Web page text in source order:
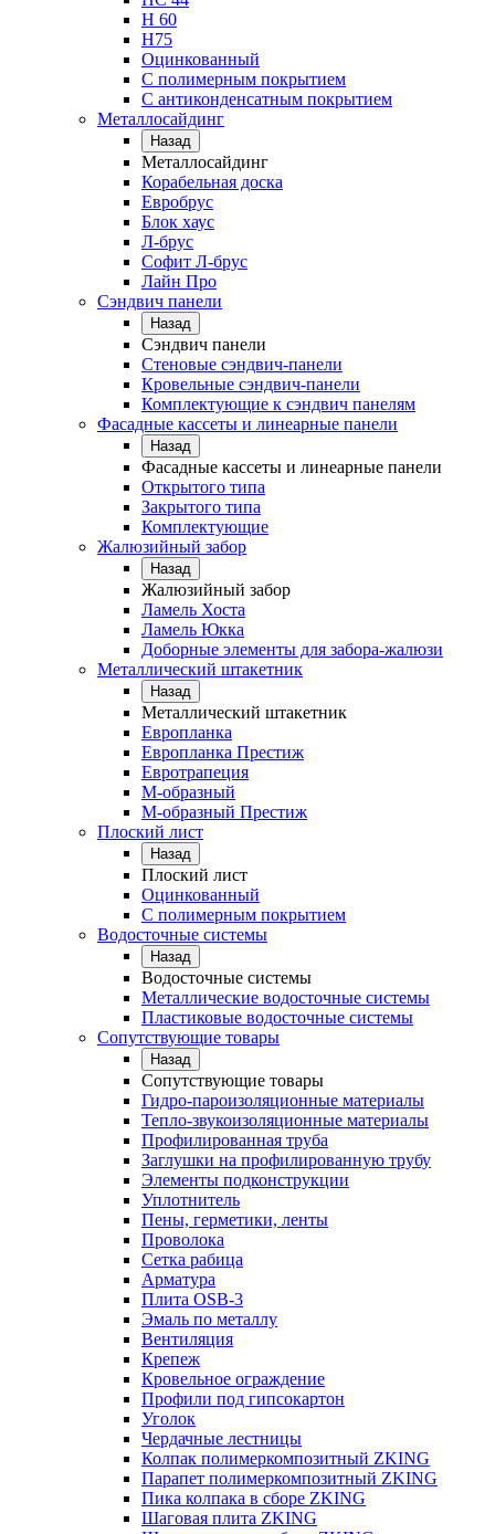
Н 60
Н75
Оцинкованный
С полимерным покрытием
С антиконденсатным покрытием
Металлосайдинг
Назад
Металлосайдинг
Корабельная доска
Евробрус
Блок хаус
Л-брус
Софит Л-брус
Лайн Про
Сэндвич панели
Назад
Сэндвич панели
Стеновые сэндвич-панели
Кровельные сэндвич-панели
Комплектующие к сэндвич панелям
Фасадные кассеты и линеарные панели
Назад
Фасадные кассеты и линеарные панели
Открытого типа
Закрытого типа
Комплектующие
Жалюзийный забор
Назад
Жалюзийный забор
Ламель Хоста
Ламель Юкка
Доборные элементы для забора-жалюзи
Металлический штакетник
Назад
Металлический штакетник
Европланка
Европланка Престиж
Евротрапеция
М-образный
М-образный Престиж
Плоский лист
Назад
Плоский лист
Оцинкованный
С полимерным покрытием
Водосточные системы
Назад
Водосточные системы
Металлические водосточные системы
Пластиковые водосточные системы
Сопутствующие товары
Назад
Сопутствующие товары
Гидро-пароизоляционные материалы
Тепло-звукоизоляционные материалы
Профилированная труба
Заглушки на профилированную трубу
Элементы подконструкции
Уплотнитель
Пены, герметики, ленты
Проволока
Сетка рабица
Арматура
Плита OSB-3
Эмаль по металлу
Вентиляция
Крепеж
Кровельное ограждение
Профили под гипсокартон
Уголок
Чердачные лестницы
Колпак полимеркомпозитный ZKING
Парапет полимеркомпозитный ZKING
Пика колпака в сборе ZKING
Шаговая плита ZKING